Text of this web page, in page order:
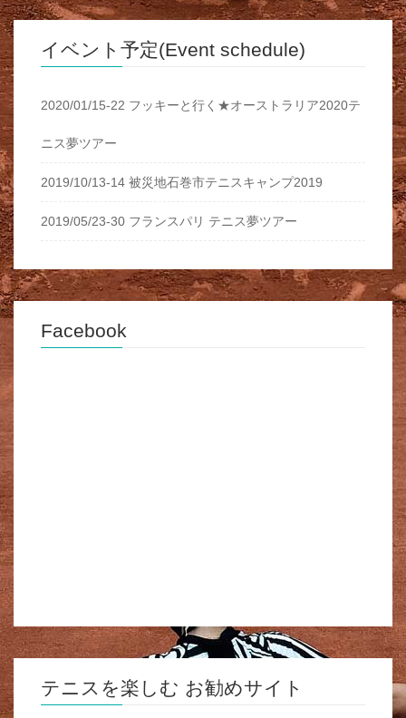
イベント予定(Event schedule)
2020/01/15-22 フッキーと行く★オーストラリア2020テ
ニス夢ツアー
2019/10/13-14 被災地石巻市テニスキャンプ2019
2019/05/23-30 フランスパリ テニス夢ツアー
Facebook
テニスを楽しむ お勧めサイト